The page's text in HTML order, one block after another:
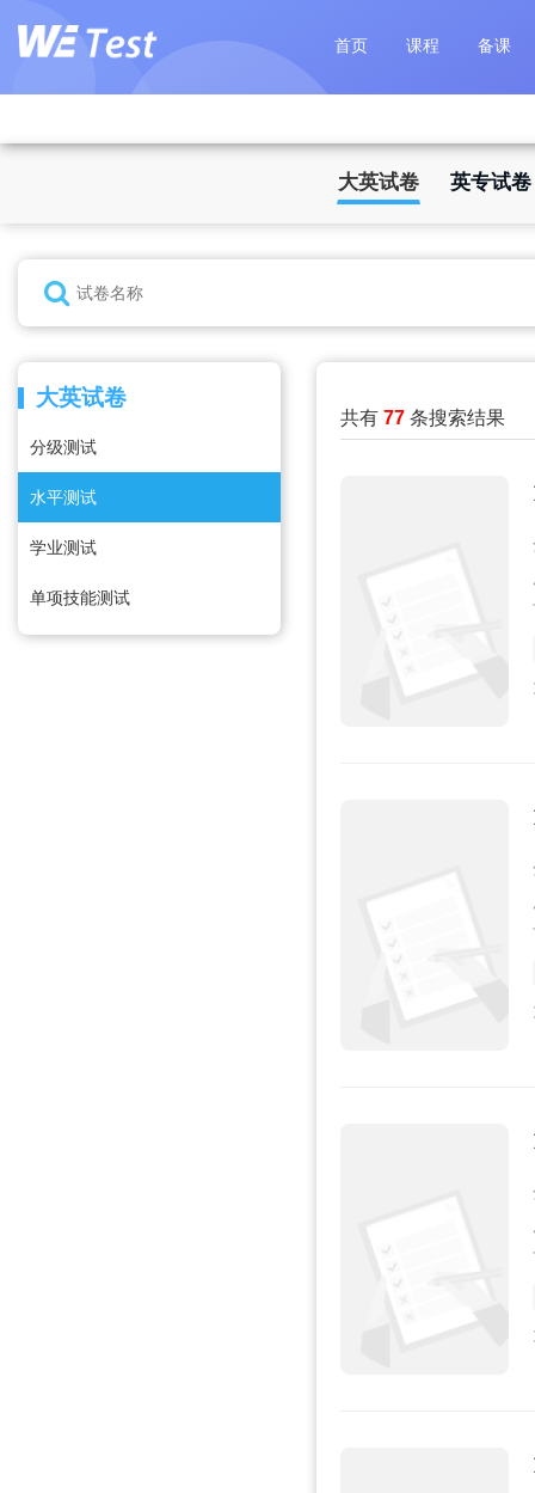
首页 课程 备课
大英试卷 英专试卷
大英试卷
分级测试
水平测试
学业测试
单项技能测试
共有 77 条搜索结果